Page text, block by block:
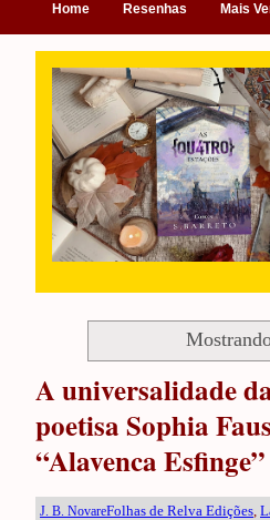
Home Resenhas Mais
A universalidade
poetisa Sophia
“Alavenca Esfinge”
J. B. NovareFolhas de Relva Edições